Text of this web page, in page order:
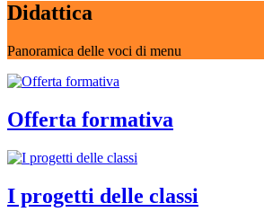
Didattica
Panoramica delle voci di menu
Offerta formativa
I progetti delle classi